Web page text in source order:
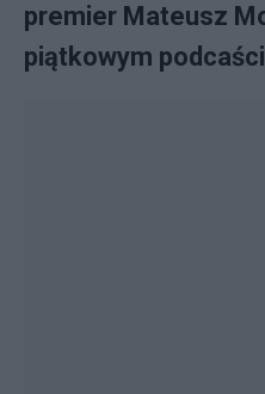
premier Mateusz
piątkowym